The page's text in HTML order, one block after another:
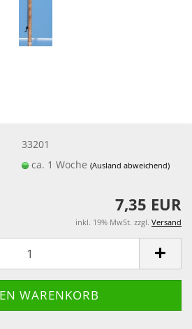
33201
ca. 1 Woche(Ausland abweichend)
7,35 EUR
inkl. 19% MwSt. zzgl. Versand